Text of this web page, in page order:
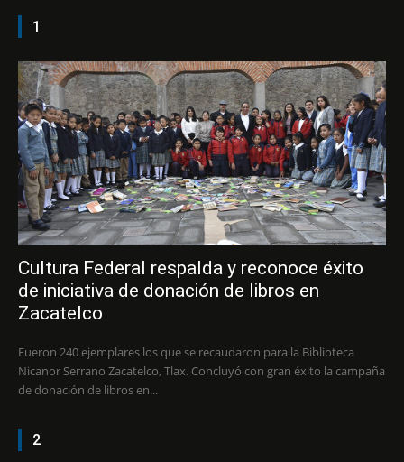
1
Cultura Federal respalda y reconoce éxito
de iniciativa de donación de libros en
Zacatelco
Fueron 240 ejemplares los que se recaudaron para la Biblioteca
Nicanor Serrano Zacatelco, Tlax. Concluyó con gran éxito la campaña
de donación de libros en...
2